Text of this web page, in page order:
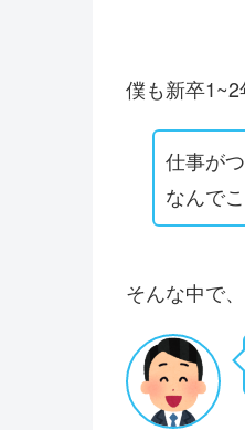
僕も新卒
仕事が
なんで
そんな中で、